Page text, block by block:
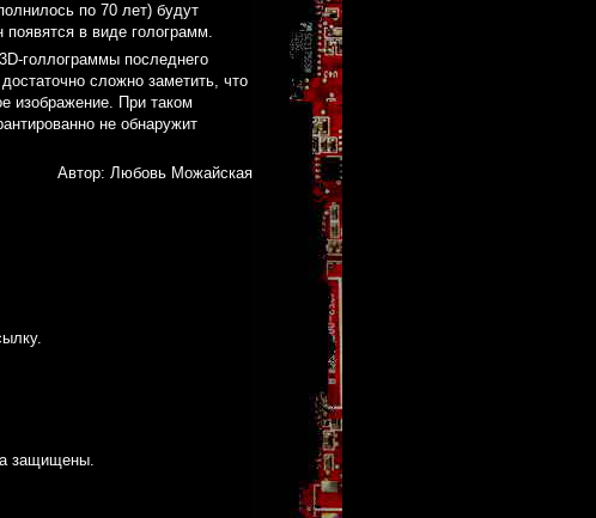
по 70 лет) будут
в виде голограмм.
голлограммы последнего
сложно заметить, что
изображение. При таком
не обнаружит
Автор: Любовь Можайская
.
защищены.